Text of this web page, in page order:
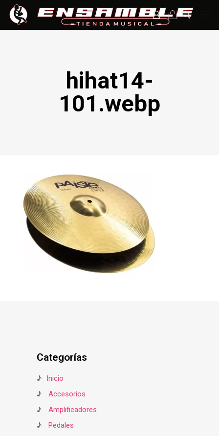
hihat14-
101.webp
Categorías
♪
Inicio
♪
Accesorios
♪
Amplificadores
♪
Pedales